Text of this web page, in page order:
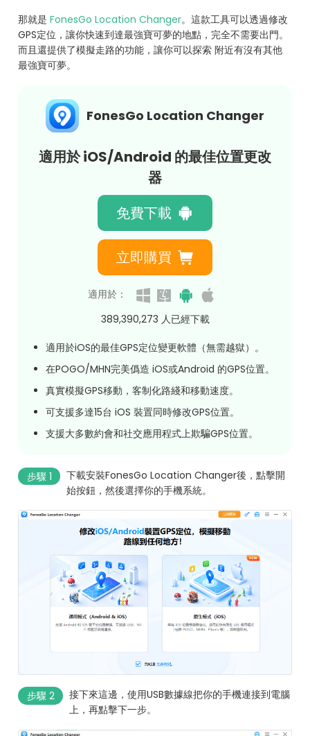
那就是FonesGo Location Changer。這款工具可以透過修改
GPS定位，讓你快速到達最強寶可夢的地點，完全不需要出門。
而且還提供了模擬走路的功能，讓你可以探索 附近有沒有其他
最強寶可夢。
FonesGo Location Changer
適用於 iOS/Android 的最佳位置更改
器
免費下載
立即購買
適用於：
389,390,278 人已經下載
適用於iOS的最佳GPS定位變更軟體（無需越獄）。
在POGO/MHN完美僞造 iOS或Android 的GPS位置。
真實模擬GPS移動，客制化路綫和移動速度。
可支援多達15台 iOS 裝置同時修改GPS位置。
支援大多數約會和社交應用程式上欺騙GPS位置。
步驟 1
下載安裝FonesGo Location Changer後，點擊開
始按鈕，然後選擇你的手機系統。
步驟 2
接下來這邊，使用USB數據線把你的手機連接到電腦
上，再點擊下一步。